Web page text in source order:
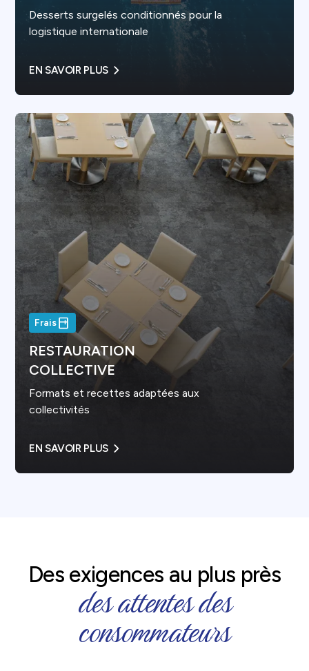
Desserts surgelés conditionnés pour la
logistique internationale
EN SAVOIR PLUS
Frais
RESTAURATION
COLLECTIVE
Formats et recettes adaptées aux
collectivités
EN SAVOIR PLUS
Des exigences au plus près
des attentes des
consommateurs